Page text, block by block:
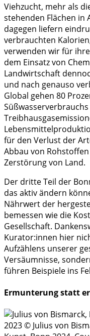
Viehzucht, mehr als
stehenden Flächen in
dagegen liefern
verbrauchten
verwenden wir für
dem Einsatz von
Landwirtschaft
und nach genauso
Global gehen 80
für den Verlust der
Abbau von
Zerstörung von Land.
Der dritte Teil der
das aktiv ändern
Nährwert der
bemessen wie die
Gesellschaft.
Kurator:innen hier
Aufzählens unserer
Versäumnisse,
führen Beispiele ins
Ermunterung statt